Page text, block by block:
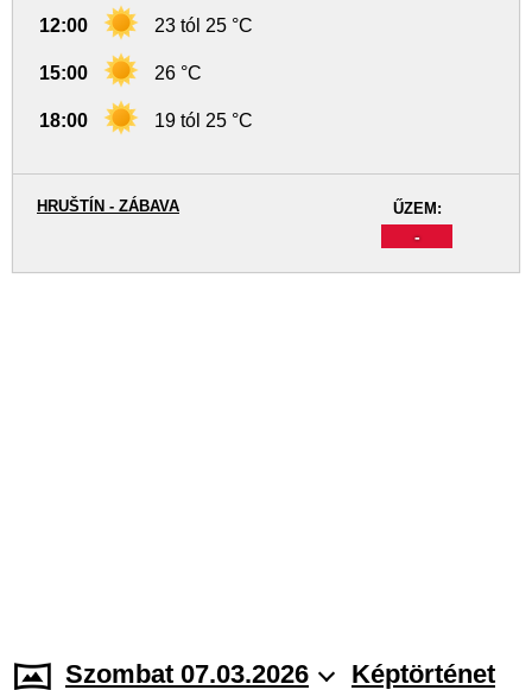
12:00 23 tól 25 °C
15:00 26 °C
18:00 19 tól 25 °C
ŰZEM:
-
HRUŠTÍN - ZÁBAVA
Szombat 07.03.2026 Képtörténet